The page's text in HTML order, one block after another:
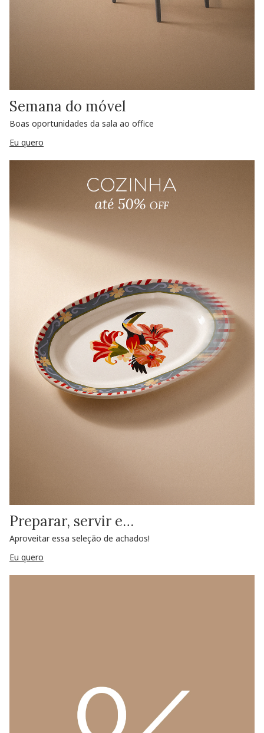
Semana do móvel
Boas oportunidades da sala ao office
Eu quero
Preparar, servir e…
Aproveitar essa seleção de achados!
Eu quero